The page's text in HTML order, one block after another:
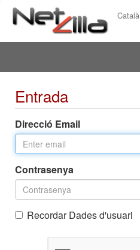
Català
Entrada
Direcció Email
Contrasenya
Recordar Dades d'usuari